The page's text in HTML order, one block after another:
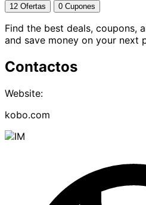
12 Ofertas 0 Cupones
Find the best deals, coupons,
and save money on your next
Contactos
Website:
kobo.com